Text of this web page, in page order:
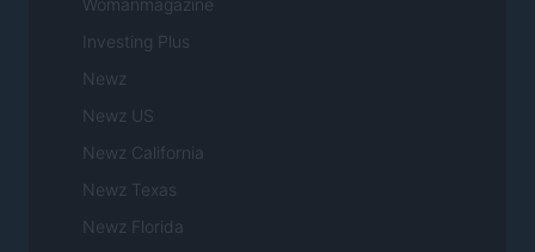
Womanmagazine
Investing Plus
Newz
Newz US
Newz California
Newz Texas
Newz Florida